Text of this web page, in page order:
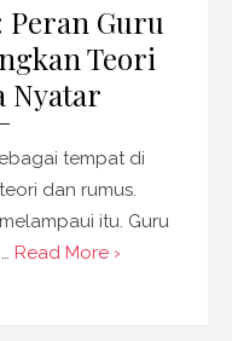
Peran Guru
Teori
Nyatar
tempat di
dan rumus.
itu. Guru
Read More ›